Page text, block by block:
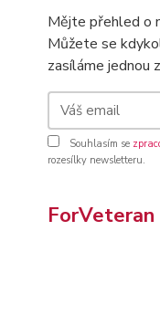
Mějte přehled o
Můžete se
zasíláme jednou
Souhlasím se
rozesílky newsletteru.